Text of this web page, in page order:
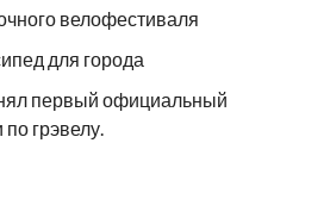
велофестиваля
для города
первый официальный
грэвелу.